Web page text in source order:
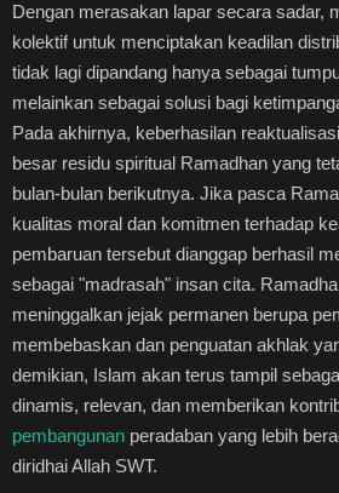
Dengan merasakan lapar secara sadar,
kolektif untuk menciptakan keadilan
tidak lagi dipandang hanya sebagai
melainkan sebagai solusi bagi
Pada akhirnya, keberhasilan
besar residu spiritual Ramadhan yang
bulan-bulan berikutnya. Jika pasca
kualitas moral dan komitmen terhadap
pembaruan tersebut dianggap berhasil
sebagai "madrasah" insan cita.
meninggalkan jejak permanen berupa
membebaskan dan penguatan akhlak
demikian, Islam akan terus tampil
dinamis, relevan, dan memberikan
pembangunan peradaban yang lebih
diridhai Allah SWT.